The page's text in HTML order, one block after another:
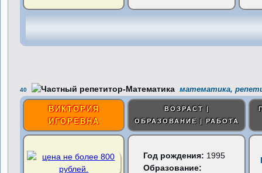
40 математика,
ВИКТОРИЯ
ИГОРЕВНА
ВОЗРАСТ |
ОБРАЗОВАНИЕ | РАБОТА
Год рождения: 1995
Образование: